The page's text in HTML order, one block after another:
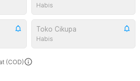
Habis
Toko Cikupa
Habis
(COD)